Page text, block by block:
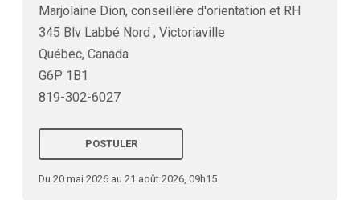
Marjolaine Dion, conseillère d'orientation et RH
345 Blv Labbé Nord , Victoriaville
Québec, Canada
G6P 1B1
819-302-6027
POSTULER
Du 20 mai 2026 au 21 août 2026, 09h15